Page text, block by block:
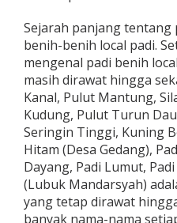
Sejarah panjang tentang
benih-benih local padi.
mengenal padi benih
masih dirawat hingga
Kanal, Pulut Mantung,
Kudung, Pulut Turun
Seringin Tinggi, Kuning
Hitam (Desa Gedang),
Dayang, Padi Lumut,
(Lubuk Mandarsyah)
yang tetap dirawat
banyak nama-nama